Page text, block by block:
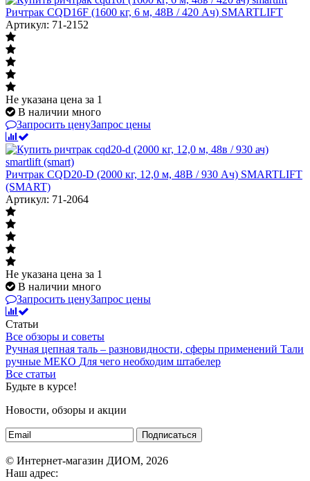
Ричтрак CQD16F (1600 кг, 6 м, 48В / 420 Ач) SMARTLIFT
Артикул: 71-2152
Не указана цена за 1
В наличии много
Запросить ценуЗапрос цены
Ричтрак CQD20-D (2000 кг, 12,0 м, 48В / 930 Ач) SMARTLIFT
(SMART)
Артикул: 71-2064
Не указана цена за 1
В наличии много
Запросить ценуЗапрос цены
Статьи
Все обзоры и советы
Ручная цепная таль – разновидности, сферы применений Тали
ручные МЕКО Для чего необходим штабелер
Все статьи
Будьте в курсе!
Новости, обзоры и акции
Подписаться
© Интернет-магазин ДИОМ, 2026
Наш адрес: